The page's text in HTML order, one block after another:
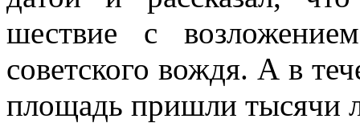
шествие с
советского вождя. А в
площадь пришли тысячи